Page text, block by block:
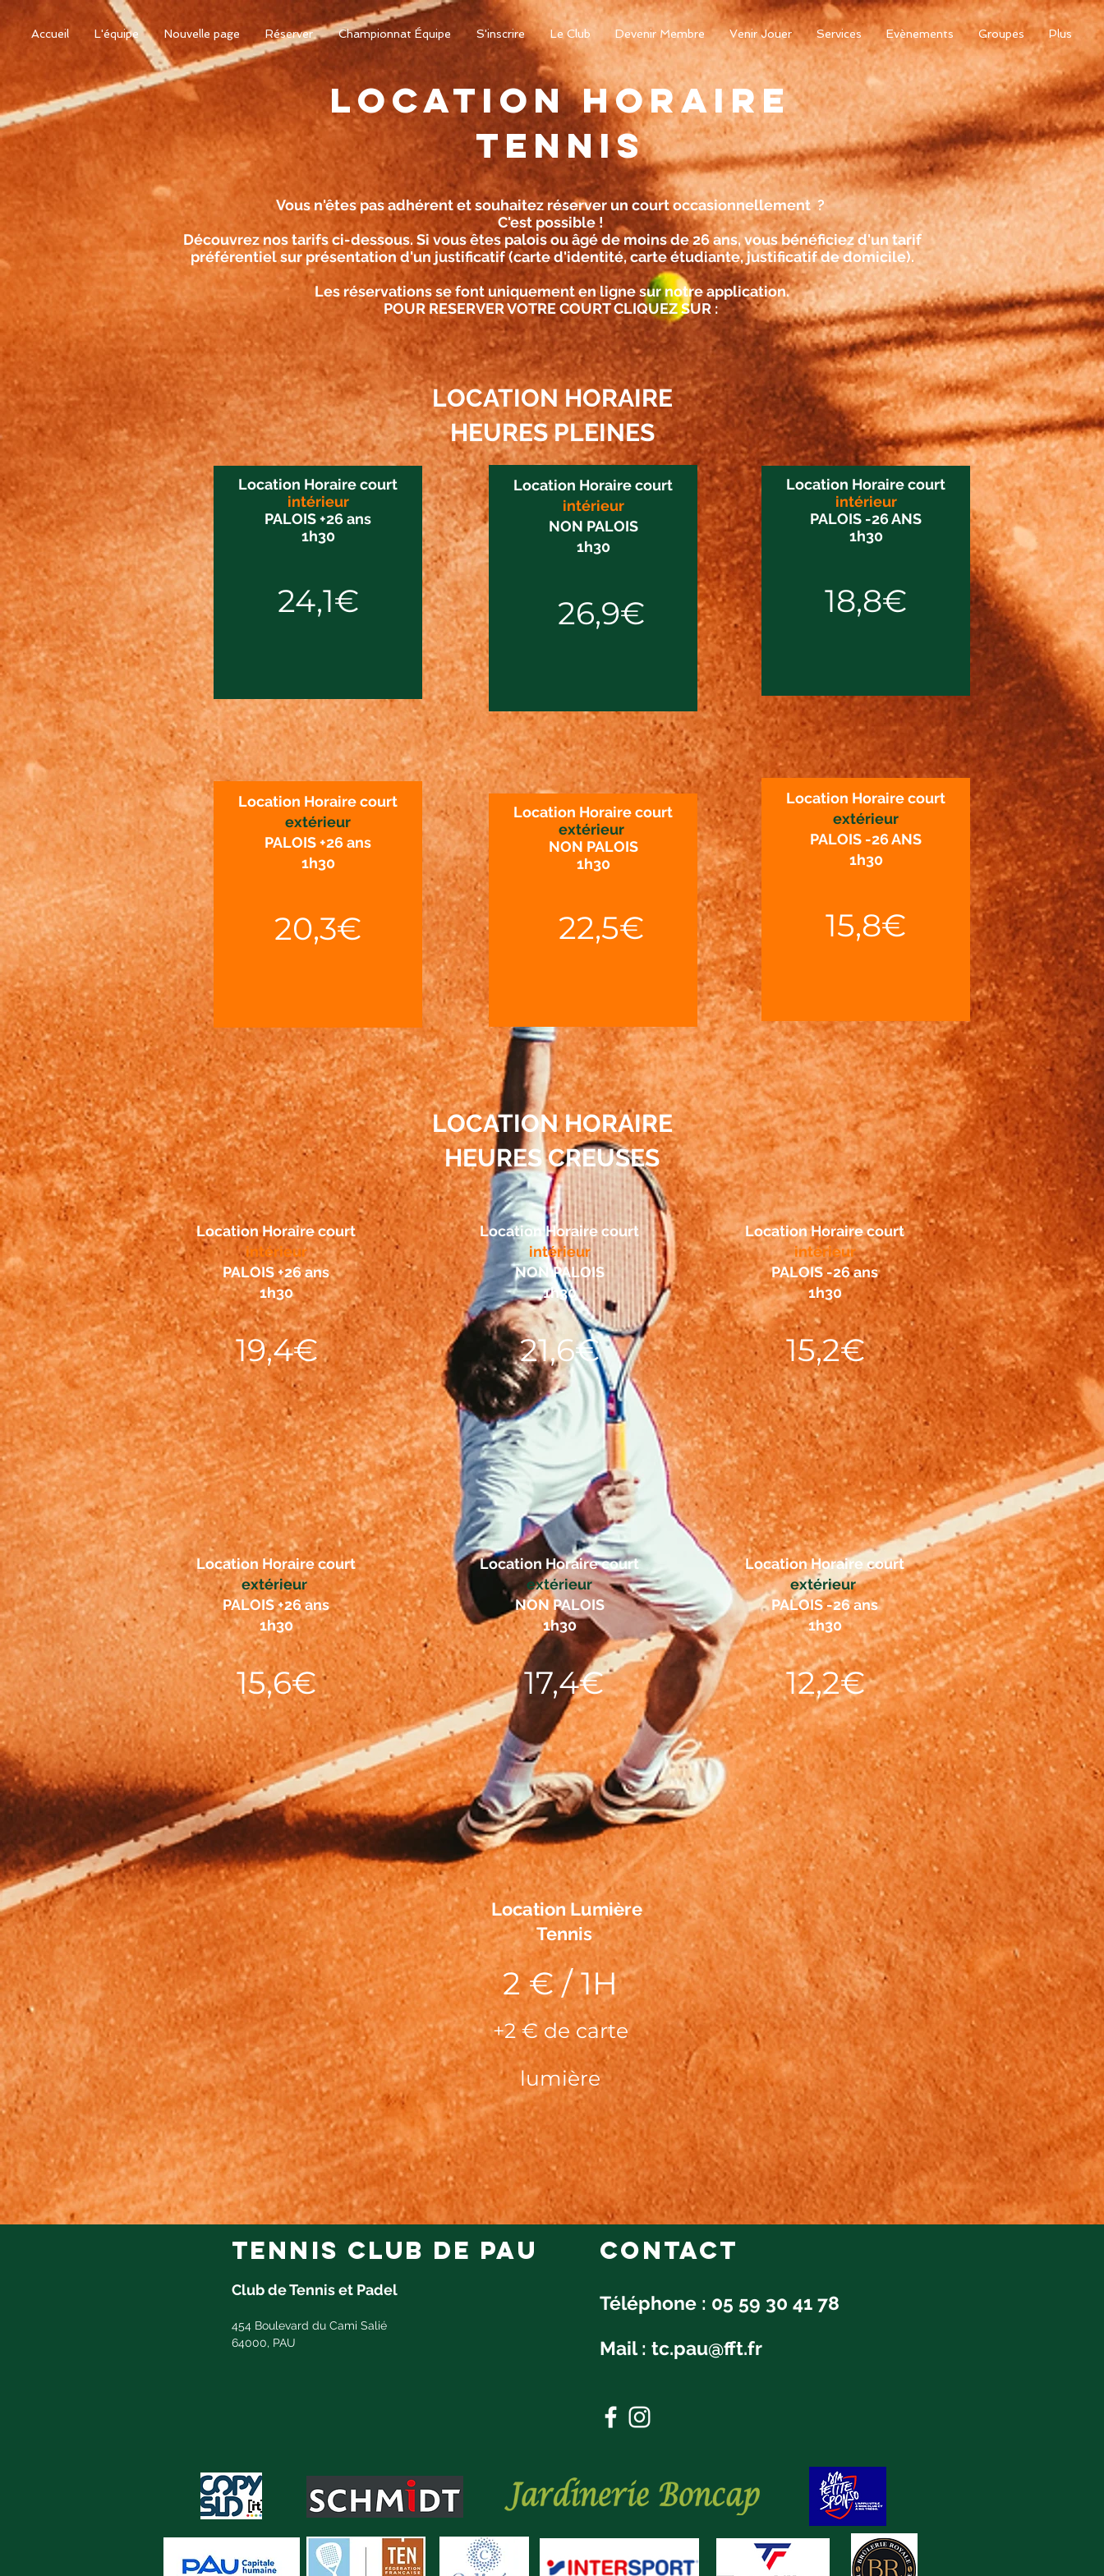
Accueil L'équipe Nouvelle page Réserver Championnat Équipe S'inscrire Le Club Devenir Membre Venir Jouer Services Evènements Groupes Plus
LOCATION HORAIRE
TENNIS
Vous n'êtes pas adhérent et souhaitez réserver un court occasionnellement ?
C'est possible !
Découvrez nos tarifs ci-dessous. Si vous êtespaloisou âgé demoins de 26 ans, vous bénéficiez d'un tarif
préférentiel sur présentation d'un justificatif (carte d'identité, carte étudiante, justificatif de domicile).
Les réservations se font uniquement en ligne sur notre application.
POUR RESERVER VOTRE COURT CLIQUEZ SUR :
LOCATION HORAIRE
HEURES PLEINES
Location Horaire court
intérieur
PALOIS +26 ans
1h30
24,1€
Location Horaire court
extérieur
PALOIS +26 ans
1h30
20,3€
Location Horaire court
intérieur
NON PALOIS
1h30
26,9€
Location Horaire court
extérieur
NON PALOIS
1h30
22,5€
Location Horaire court
intérieur
PALOIS -26 ANS
1h30
18,8€
Location Horaire court
extérieur
PALOIS -26 ANS
1h30
15,8€
LOCATION HORAIRE
HEURES CREUSES
Location Horaire court
intérieur
PALOIS +26 ans
1h30
19,4€
Location Horaire court
intérieur
NON PALOIS
1h30
21,6€
Location Horaire court
intérieur
PALOIS -26 ans
1h30
15,2€
Location Horaire court
extérieur
PALOIS +26 ans
1h30
15,6€
Location Horaire court
extérieur
NON PALOIS
1h30
17,4€
Location Horaire court
extérieur
PALOIS -26 ans
1h30
12,2€
Location Lumière
Tennis
2 € / 1H
+2 € de carte
lumière
tennis club de pau
Club de Tennis et Padel
454 Boulevard du Cami Salié
64000, PAU
Contact
Téléphone : 05 59 30 41 78
Mail : tc.pau@fft.fr